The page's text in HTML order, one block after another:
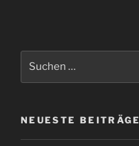
NEUESTE BEITRÄGE